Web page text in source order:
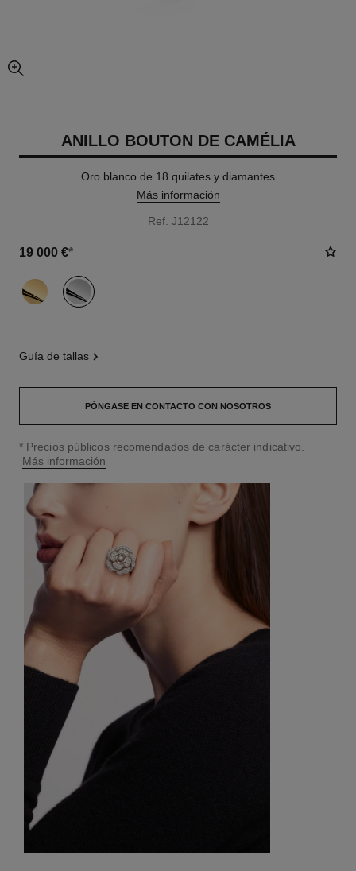
imagen agrandada
ANILLO BOUTON DE CAMÉLIA
Oro blanco de 18 quilates y diamantes
Más información
Ref. J12122
19 000 €*
variante (2)
guía de tallas
PÓNGASE EN CONTACTO CON NOSOTROS
↩
* Precios públicos recomendados de carácter indicativo.
Más información